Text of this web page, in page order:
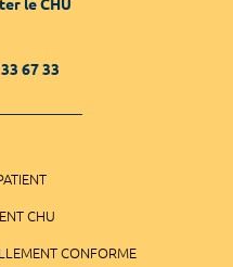
le CHU
67 33
CHU
CONFORME